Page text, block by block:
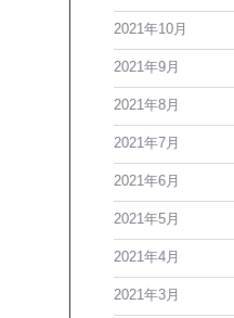
2021年10月
2021年9月
2021年8月
2021年7月
2021年6月
2021年5月
2021年4月
2021年3月